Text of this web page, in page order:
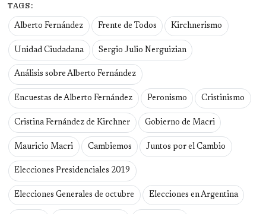
TAGS:
Alberto Fernández Frente de Todos Kirchnerismo
Unidad Ciudadana Sergio Julio Nerguizian
Análisis sobre Alberto Fernández
Encuestas de Alberto Fernández Peronismo Cristinismo
Cristina Fernández de Kirchner Gobierno de Macri
Mauricio Macri Cambiemos Juntos por el Cambio
Elecciones Presidenciales 2019
Elecciones Generales de octubre Elecciones en Argentina